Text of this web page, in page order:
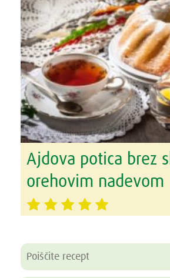
Ajdova potica brez
orehovim nadevom